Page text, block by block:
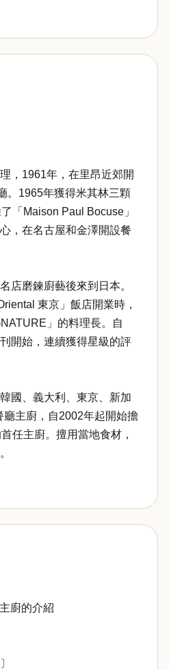
，1961年，在里昂近郊開
。1965年獲得米其林三顆
「Maison Paul Bocuse」
，在名古屋和金澤開設餐
店磨鍊廚藝後來到日本。
東京」飯店開業時，
」的料理長。自
開始，連續獲得星級的評
國、義大利、東京、新加
主廚，自2002年起開始擔
任主廚。擅用當地食材，
廚的介紹